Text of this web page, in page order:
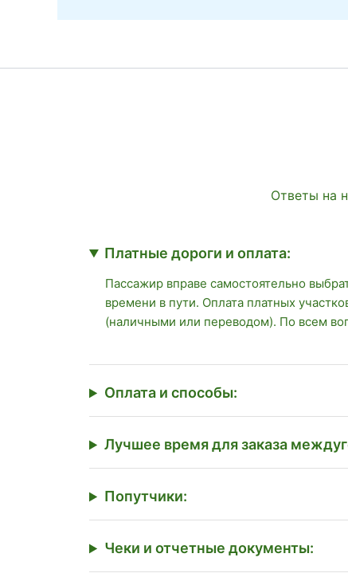
Ответы на
Платные дороги и оплата:
Пассажир вправе самостоятельно
времени в пути. Оплата платных
(наличными или переводом). По всем
Оплата и способы:
Лучшее время для заказа
Попутчики:
Чеки и отчетные документы: